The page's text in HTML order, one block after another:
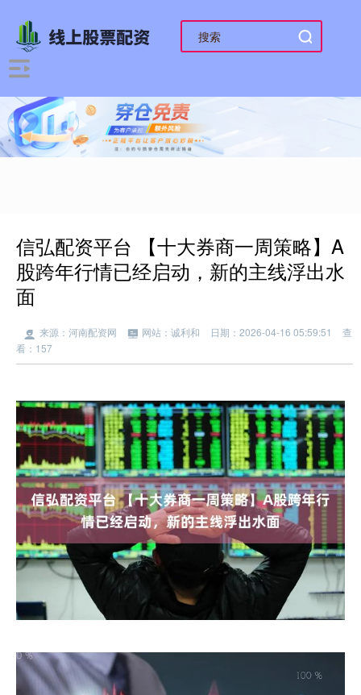
信弘配资平台 【十大券商一周策略】A
股跨年行情已经启动，新的主线浮出水
面
来源：河南配资网 网站：诚利和 日期：2026-04-16 05:59:51
查
看：157